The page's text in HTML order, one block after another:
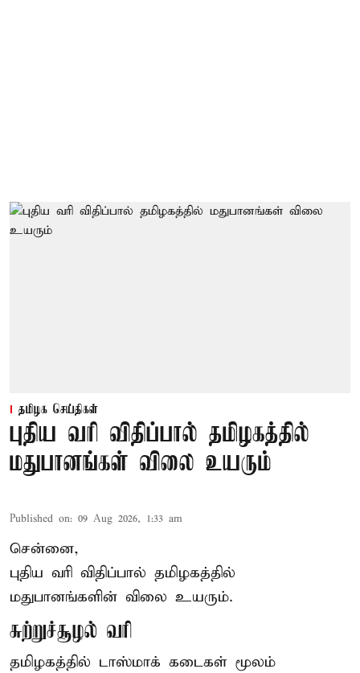
தமிழக செய்திகள்
புதிய வரி விதிப்பால் தமிழகத்தில்
மதுபானங்கள் விலை உயரும்
Published on: 09 Aug 2026, 1:33 am
சென்னை,
புதிய வரி விதிப்பால் தமிழகத்தில்
மதுபானங்களின் விலை உயரும்.
சுற்றுச்சூழல் வரி
தமிழகத்தில் டாஸ்மாக் கடைகள் மூலம்